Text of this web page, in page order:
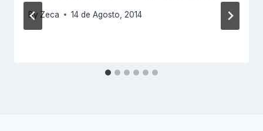
By Zeca 14 de Agosto, 2014